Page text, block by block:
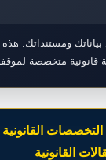
ومستنداتك. هذه
قانونية متخصصة
القانونية